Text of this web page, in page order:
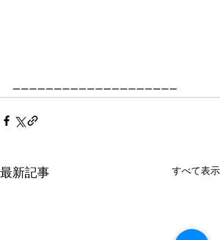
ーーーーーーーーーーーーーーーーーーーー
最新記事 すべて表示